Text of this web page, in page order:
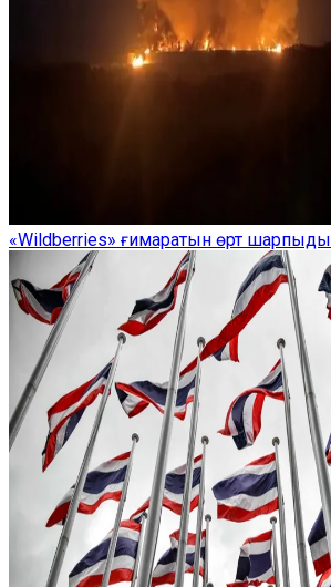
«Wildberries» ғимаратын өрт шарпыды